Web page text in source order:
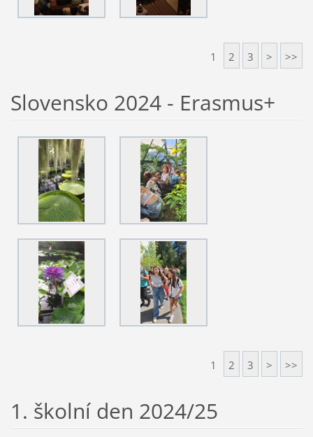
1 2 3 > >>
Slovensko 2024 - Erasmus+
1 2 3 > >>
1. školní den 2024/25